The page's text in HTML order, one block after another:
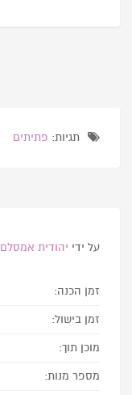
תגיות: פתיתים
על ידי יהודית אמסלם
זמן הכנה:
זמן בישול:
מוכן תוך:
מספר מנות: